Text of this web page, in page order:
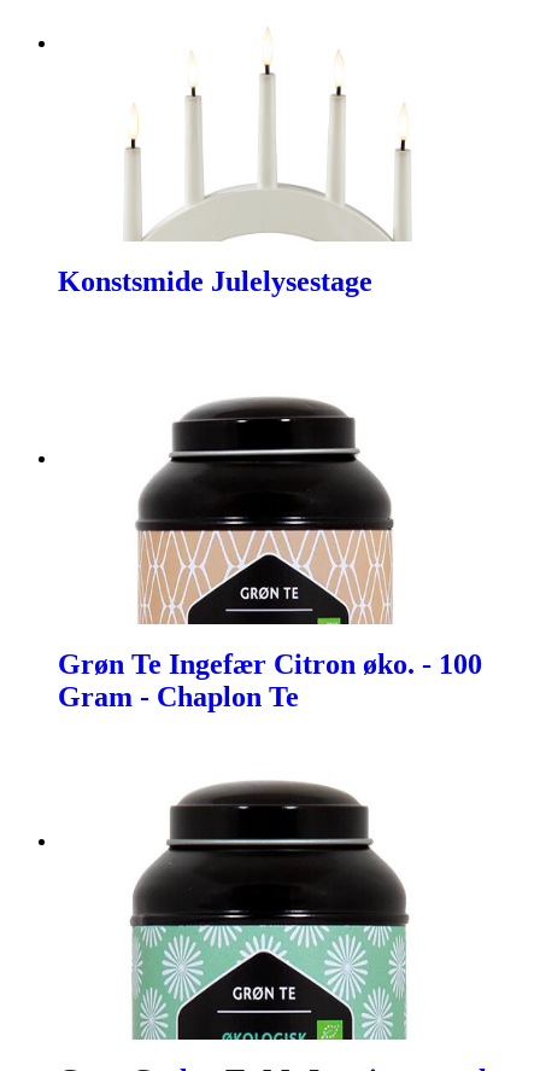
Konstsmide Julelysestage
Grøn Te Ingefær Citron øko. - 100
Gram - Chaplon Te